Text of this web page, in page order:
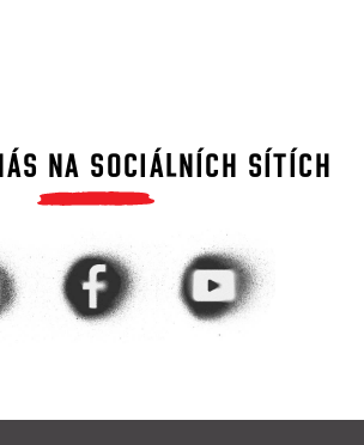
NA SOCIÁLNÍCH SÍTÍCH